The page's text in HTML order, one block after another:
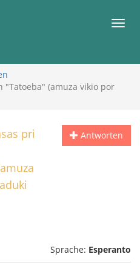
"Tatoeba" (amuza vikio por
Antworten
pri
Sprache: Esperanto